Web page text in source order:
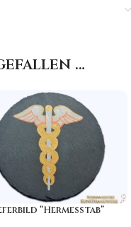
…
“Hermesstab”